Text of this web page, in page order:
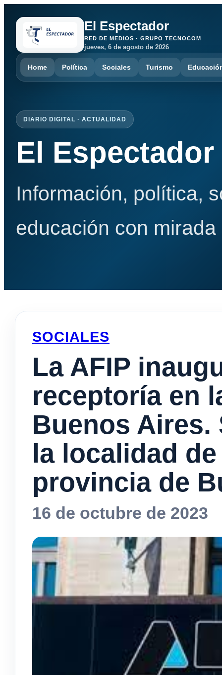
El Espectador
RED DE MEDIOS · GRUPO TECNOCOM
jueves, 6 de agosto de 2026
Home Política Sociales Turismo
DIARIO DIGITAL · ACTUALIDAD
El Espectador
Información, política,
educación con
SOCIALES
La AFIP
receptoría en
Buenos Aires.
la localidad
provincia de
16 de octubre de 2023